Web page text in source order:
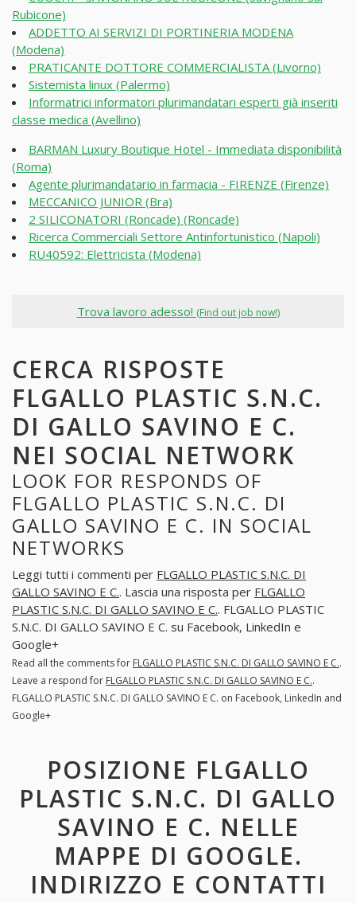
Rubicone)
ADDETTO AI SERVIZI DI PORTINERIA MODENA
(Modena)
PRATICANTE DOTTORE COMMERCIALISTA (Livorno)
Sistemista linux (Palermo)
Informatrici informatori plurimandatari esperti già inseriti
classe medica (Avellino)
BARMAN Luxury Boutique Hotel - Immediata disponibilità
(Roma)
Agente plurimandatario in farmacia - FIRENZE (Firenze)
MECCANICO JUNIOR (Bra)
2 SILICONATORI (Roncade) (Roncade)
Ricerca Commerciali Settore Antinfortunistico (Napoli)
RU40592: Elettricista (Modena)
Trova lavoro adesso! (Find out job now!)
CERCA RISPOSTE
FLGALLO PLASTIC S.N.C.
DI GALLO SAVINO E C.
NEI SOCIAL NETWORK
LOOK FOR RESPONDS OF
FLGALLO PLASTIC S.N.C. DI
GALLO SAVINO E C. IN SOCIAL
NETWORKS
Leggi tutti i commenti per FLGALLO PLASTIC S.N.C. DI
GALLO SAVINO E C.. Lascia una risposta per FLGALLO
PLASTIC S.N.C. DI GALLO SAVINO E C.. FLGALLO PLASTIC
S.N.C. DI GALLO SAVINO E C. su Facebook, LinkedIn e
Google+
Read all the comments for FLGALLO PLASTIC S.N.C. DI GALLO SAVINO E C..
Leave a respond for FLGALLO PLASTIC S.N.C. DI GALLO SAVINO E C..
FLGALLO PLASTIC S.N.C. DI GALLO SAVINO E C. on Facebook, LinkedIn and
Google+
POSIZIONE FLGALLO
PLASTIC S.N.C. DI GALLO
SAVINO E C. NELLE
MAPPE DI GOOGLE.
INDIRIZZO E CONTATTI